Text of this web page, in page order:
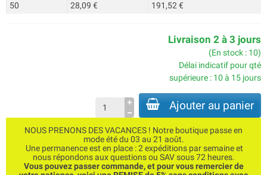
50
28,09 € 191,52 €
Livraison 2 à 3 jours
(En stock : 10)
Délai indicatif pour qté
supérieure : 10 à 15 jours
Ajouter au panier
NOUS PRENONS DES VACANCES ! Notre boutique passe en
mode été du 03 au 21 août.
Une permanence est en place : 2 expéditions par semaine et
nous répondons aux questions ou SAV sous 72 heures.
Vous pouvez passer commande, et pour vous remercier de